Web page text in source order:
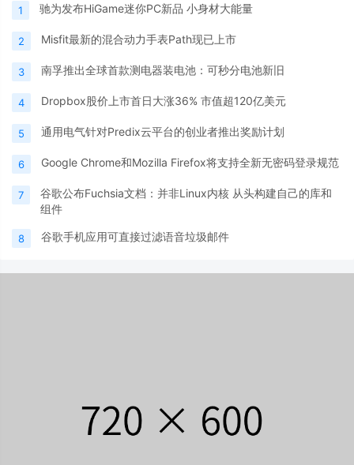
1 驰为发布HiGame迷你PC新品 小身材大能量
2 Misfit最新的混合动力手表Path现已上市
3 南孚推出全球首款测电器装电池：可秒分电池新旧
4 Dropbox股价上市首日大涨36% 市值超120亿美元
5 通用电气针对Predix云平台的创业者推出奖励计划
6 Google Chrome和Mozilla Firefox将支持全新无密码登录规范
7
谷歌公布Fuchsia文档：并非Linux内核 从头构建自己的库和
组件
8 谷歌手机应用可直接过滤语音垃圾邮件